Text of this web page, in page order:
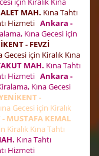
MAH. Kına Tahtı
Hizmeti Ankara -
Kına Gecesi için
- FEVZİ
Gecesi için Kiralık Kına
MAH. Kına Tahtı
Hizmeti Ankara -
Kına Gecesi
-
Gecesi için Kiralık
MUSTAFA KEMAL
Kiralık Kına Tahtı
Kına Tahtı
Hizmeti